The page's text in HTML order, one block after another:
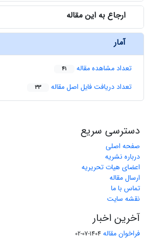
ارجاع به این مقاله
آمار
تعداد مشاهده مقاله 41
تعداد دریافت فایل اصل مقاله 33
دسترسی سریع
صفحه اصلی
درباره نشریه
اعضای هیات تحریریه
ارسال مقاله
تماس با ما
نقشه سایت
آخرین اخبار
فراخوان مقاله 1404-07-02